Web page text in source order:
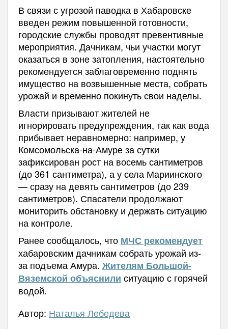
В связи с угрозой паводка в Хабаровске
введен режим повышенной готовности,
городские службы проводят превентивные
мероприятия. Дачникам, чьи участки могут
оказаться в зоне затопления, настоятельно
рекомендуется заблаговременно поднять
имущество на возвышенные места, собрать
урожай и временно покинуть свои наделы.
Власти призывают жителей не
игнорировать предупреждения, так как вода
прибывает неравномерно: например, у
Комсомольска-на-Амуре за сутки
зафиксирован рост на восемь сантиметров
(до 361 сантиметра), а у села Мариинского
— сразу на девять сантиметров (до 239
сантиметров). Спасатели продолжают
мониторить обстановку и держать ситуацию
на контроле.
Ранее сообщалось, что МЧС рекомендует
хабаровским дачникам собрать урожай из-
за подъема Амура. Жителям Большой-
Вяземской объяснили ситуацию с горячей
водой.
Автор: Наталья Лебедева